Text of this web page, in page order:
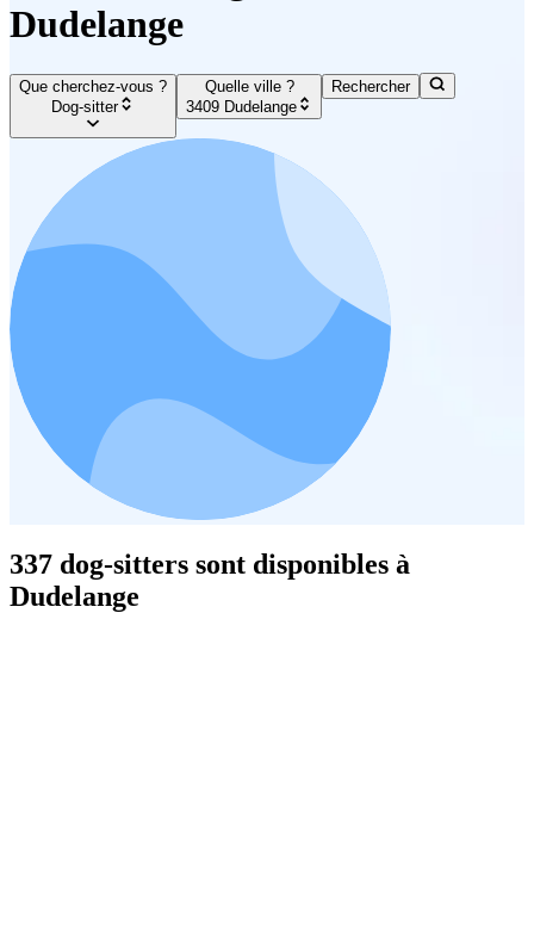
Dudelange
Que cherchez-vous ?
Dog-sitter
Quelle ville ?
3409 Dudelange
Rechercher
337 dog-sitters sont disponibles à
Dudelange